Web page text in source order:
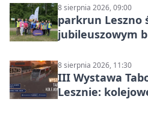
8 sierpnia 2026, 09:00
parkrun Leszno
jubileuszowym
8 sierpnia 2026, 11:30
III Wystawa
Lesznie: